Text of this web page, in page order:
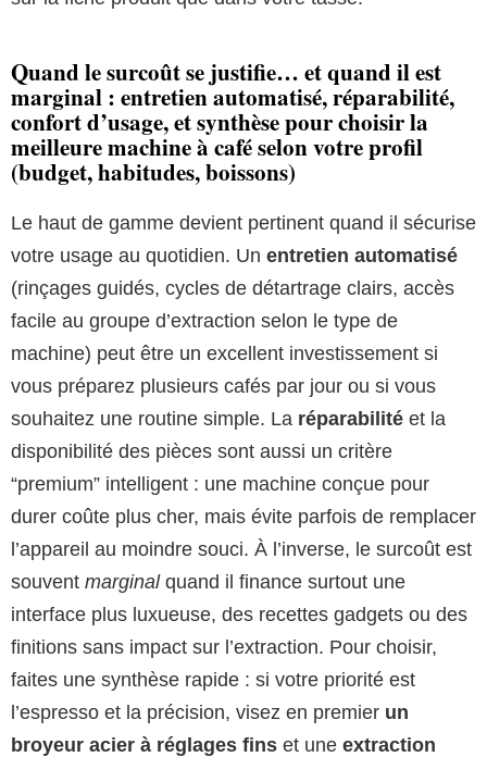
Quand le surcoût se justifie… et quand il est
marginal : entretien automatisé, réparabilité,
confort d’usage, et synthèse pour choisir la
meilleure machine à café selon votre profil
(budget, habitudes, boissons)
Le haut de gamme devient pertinent quand il sécurise
votre usage au quotidien. Un entretien automatisé
(rinçages guidés, cycles de détartrage clairs, accès
facile au groupe d’extraction selon le type de
machine) peut être un excellent investissement si
vous préparez plusieurs cafés par jour ou si vous
souhaitez une routine simple. La réparabilité et la
disponibilité des pièces sont aussi un critère
“premium” intelligent : une machine conçue pour
durer coûte plus cher, mais évite parfois de remplacer
l’appareil au moindre souci. À l’inverse, le surcoût est
souvent marginalquand il finance surtout une
interface plus luxueuse, des recettes gadgets ou des
finitions sans impact sur l’extraction. Pour choisir,
faites une synthèse rapide : si votre priorité est
l’espresso et la précision, visez en premier un
broyeur acier à réglages fins et une extraction